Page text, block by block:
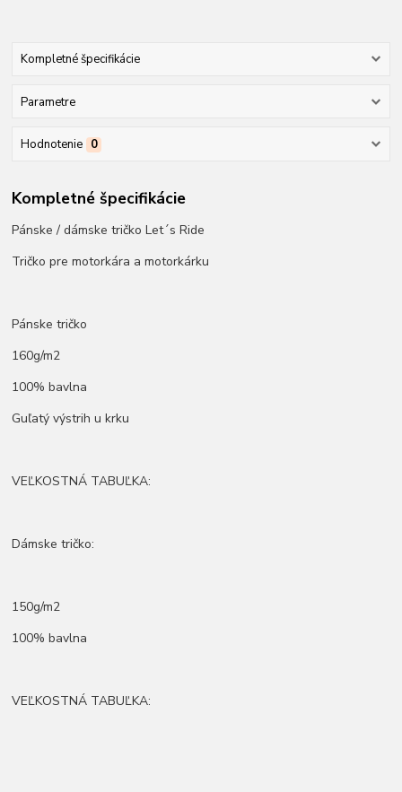
Kompletné špecifikácie
Parametre
Hodnotenie 0
Kompletné špecifikácie
Pánske / dámske tričko Let´s Ride
Tričko pre motorkára a motorkárku
Pánske tričko
160g/m2
100% bavlna
Guľatý výstrih u krku
VEĽKOSTNÁ TABUĽKA:
Dámske tričko:
150g/m2
100% bavlna
VEĽKOSTNÁ TABUĽKA: